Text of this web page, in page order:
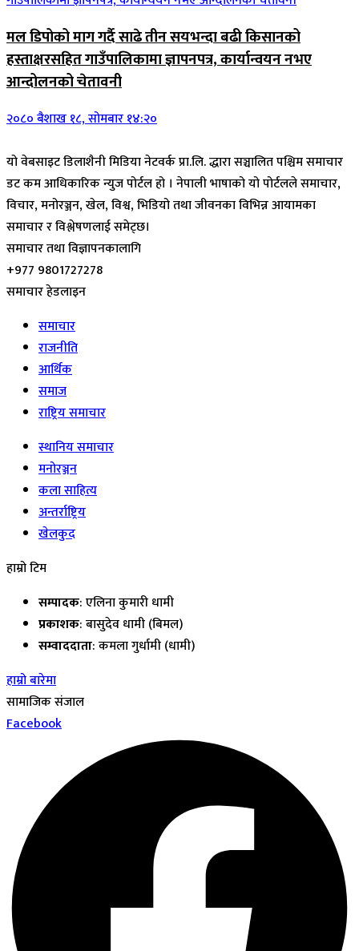
मल डिपोको माग गर्दै साढे तीन सयभन्दा बढी किसानको
हस्ताक्षरसहित गाउँपालिकामा ज्ञापनपत्र, कार्यान्वयन नभए
आन्दोलनको चेतावनी
२०८० बैशाख १८, सोमबार १४:२०
यो वेबसाइट डिलाशैनी मिडिया नेटवर्क प्रा.लि. द्धारा सञ्चालित पश्चिम समाचार
डट कम आधिकारिक न्युज पोर्टल हो । नेपाली भाषाको यो पोर्टलले समाचार,
विचार, मनोरञ्जन, खेल, विश्व, भिडियो तथा जीवनका विभिन्न आयामका
समाचार र विश्लेषणलाई समेट्छ।
समाचार तथा विज्ञापनकालागि
+977 9801727278
समाचार हेडलाइन
समाचार
राजनीति
आर्थिक
समाज
राष्ट्रिय समाचार
स्थानिय समाचार
मनोरञ्जन
कला साहित्य
अन्तर्राष्ट्रिय
खेलकुद
हाम्रो टिम
सम्पादक: एलिना कुमारी धामी
प्रकाशक: बासुदेव धामी (बिमल)
सम्वाददाता: कमला गुर्धामी (धामी)
हाम्रो बारेमा
सामाजिक संजाल
Facebook